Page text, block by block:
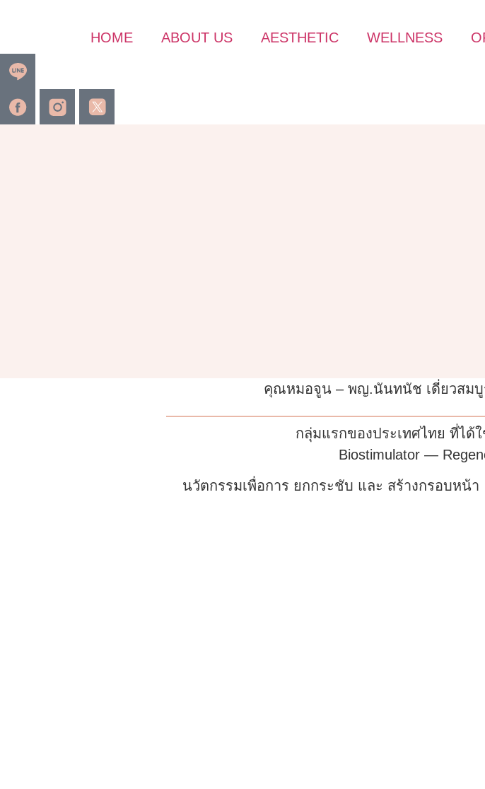
HOME ABOUT US AESTHETIC WELLNESS
คุณหมอจูน – พญ.นันทนัช เดี่ยวสมบู
กลุ่มแรกของประเทศไทย ที่ไ
Biostimulator —
นวัตกรรมเพื่อการ ยกกระชับ และ สร้างกรอบห